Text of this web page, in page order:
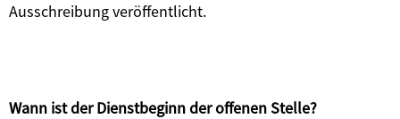
Ausschreibung veröffentlicht.
Wann ist der Dienstbeginn der offenen Stelle?